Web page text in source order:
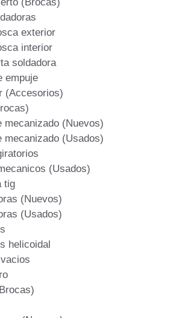
(Brocas)
exterior
interior
soldadora
empuje
(Accesorios)
mecanizado (Nuevos)
mecanizado (Usados)
(Usados)
tig
(Nuevos)
(Usados)
helicoidal